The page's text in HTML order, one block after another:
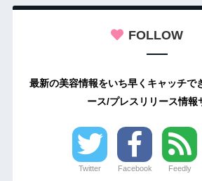
FOLLOW
最新の美容情報をいち早くキャッチで
ース/プレスリリース情報
Twitter Facebook Feedly